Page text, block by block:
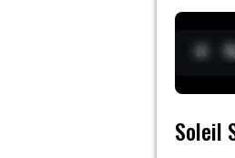
Soleil